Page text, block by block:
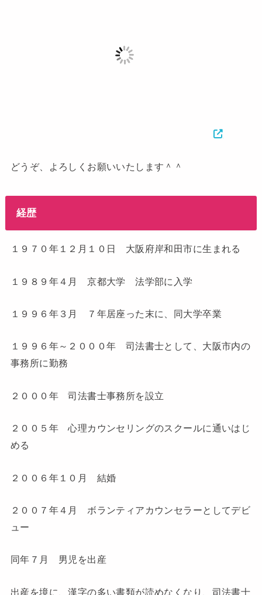
どうぞ、よろしくお願いいたします＾＾
経歴
１９７０年１２月１０日 大阪府岸和田市に生まれる
１９８９年４月 京都大学 法学部に入学
１９９６年３月 ７年居座った末に、同大学卒業
１９９６年～２０００年 司法書士として、大阪市内の
事務所に勤務
２０００年 司法書士事務所を設立
２００５年 心理カウンセリングのスクールに通いはじ
める
２００６年１０月 結婚
２００７年４月 ボランティアカウンセラーとしてデビ
ュー
同年７月 男児を出産
出産を境に、漢字の多い書類が読めなくなり、司法書士